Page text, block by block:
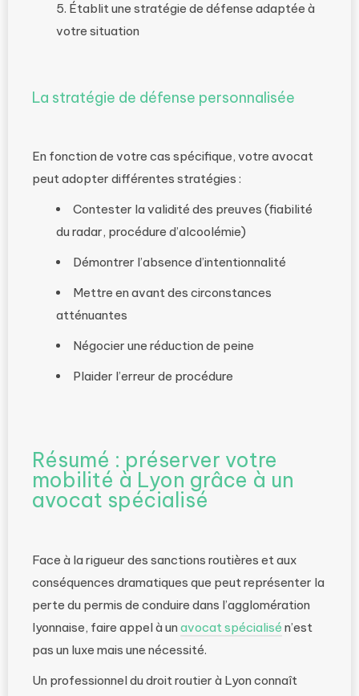
Établit une stratégie de défense adaptée à
votre situation
La stratégie de défense personnalisée
En fonction de votre cas spécifique, votre avocat
peut adopter différentes stratégies :
Contester la validité des preuves (fiabilité
du radar, procédure d’alcoolémie)
Démontrer l’absence d’intentionnalité
Mettre en avant des circonstances
atténuantes
Négocier une réduction de peine
Plaider l’erreur de procédure
Résumé : préserver votre
mobilité à Lyon grâce à un
avocat spécialisé
Face à la rigueur des sanctions routières et aux
conséquences dramatiques que peut représenter la
perte du permis de conduire dans l’agglomération
lyonnaise, faire appel à un avocat spécialisé n’est
pas un luxe mais une nécessité.
Un professionnel du droit routier à Lyon connaît